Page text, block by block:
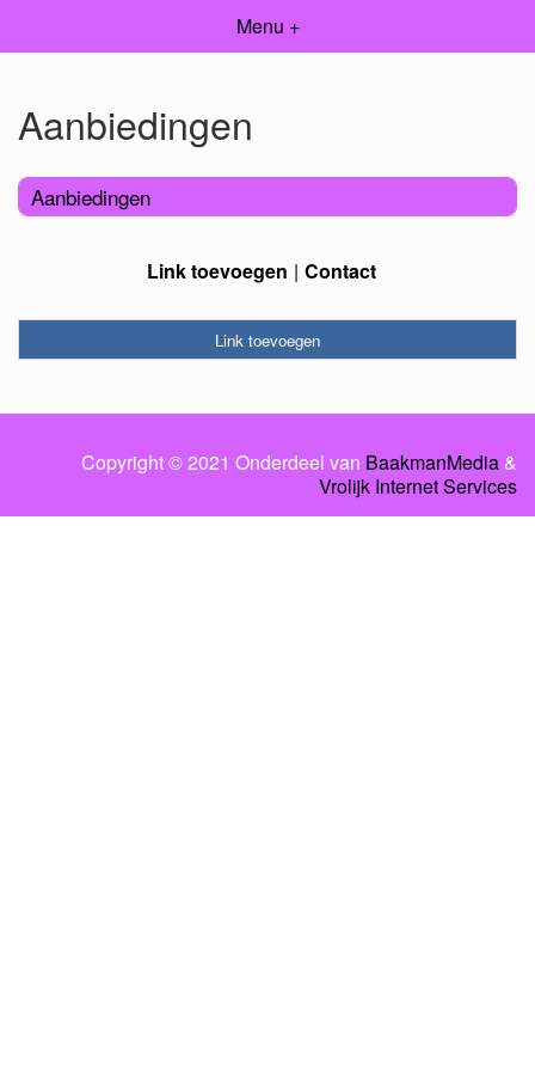
Menu +
Aanbiedingen
Aanbiedingen
Link toevoegen Contact
Link toevoegen
Copyright © 2021 Onderdeel van BaakmanMedia &
Vrolijk Internet Services